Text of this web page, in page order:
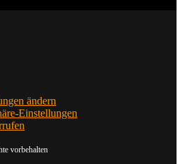
ändern
Einstellungen
vorbehalten